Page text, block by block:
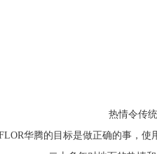
热情令传
华腾的目标是做正确的事，使